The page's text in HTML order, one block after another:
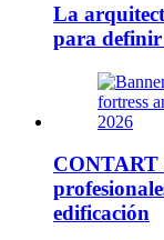
La
para definir
CONTART
edificación